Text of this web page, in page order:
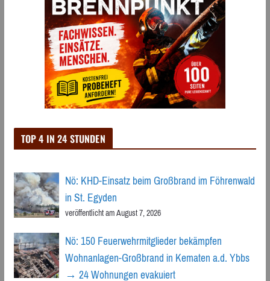
TOP 4 IN 24 STUNDEN
Nö: KHD-Einsatz beim Großbrand im Föhrenwald
in St. Egyden
veröffentlicht am August 7, 2026
Nö: 150 Feuerwehrmitglieder bekämpfen
Wohnanlagen-Großbrand in Kematen a.d. Ybbs
→ 24 Wohnungen evakuiert